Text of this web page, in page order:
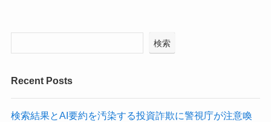
検索
Recent Posts
検索結果とAI要約を汚染する投資詐欺に警視庁が注意喚